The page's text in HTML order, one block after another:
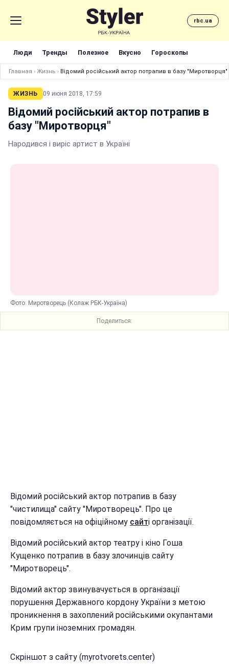
rbc.ua
Люди Тренды Полезное Вкусно Гороскопы
Главная › Жизнь › Відомий російський актор потрапив в базу "Миротворця"
ЖИЗНЬ 09 июня 2018, 17:59
Відомий російський актор потрапив в
базу "Миротворця"
Народився і виріс артист в Україні
Фото: Миротворець (Колаж РБК-Україна)
Поделиться:
Відомий російський актор потрапив в базу
"чистилища" сайту "Миротворець". Про це
повідомляється на офіційному сайті організації.
Відомий російський актор театру і кіно Гоша
Кущенко потрапив в базу злочинців сайту
"Миротворець".
Відомий актор звинувачується в організації
порушення Державного кордону України з метою
проникнення в захоплений російськими окупантами
Крим групи іноземних громадян.
Скріншот з сайту (myrotvorets.center)